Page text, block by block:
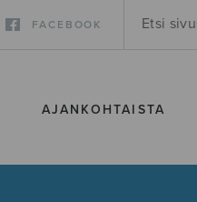
FACEBOOK
AJANKOHTAISTA